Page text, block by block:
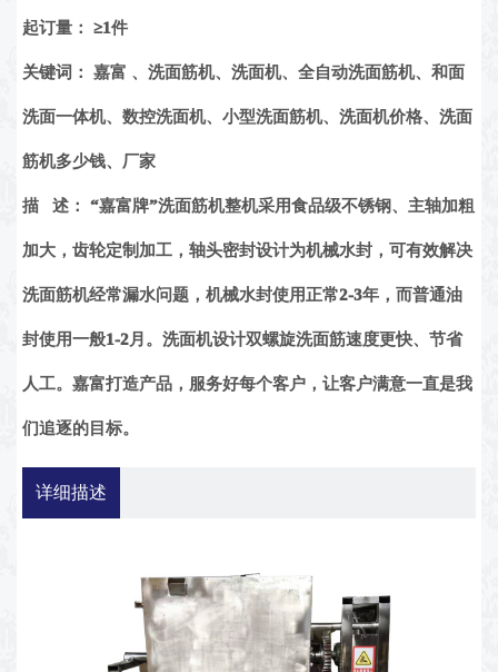
起订量： ≥1件
关键词： 嘉富 、洗面筋机、洗面机、全自动洗面筋机、和面
洗面一体机、数控洗面机、小型洗面筋机、洗面机价格、洗面
筋机多少钱、厂家
描 述： “嘉富牌”洗面筋机整机采用食品级不锈钢、主轴加粗
加大，齿轮定制加工，轴头密封设计为机械水封，可有效解决
洗面筋机经常漏水问题，机械水封使用正常2-3年，而普通油
封使用一般1-2月。洗面机设计双螺旋洗面筋速度更快、节省
人工。嘉富打造产品，服务好每个客户，让客户满意一直是我
们追逐的目标。
详细描述